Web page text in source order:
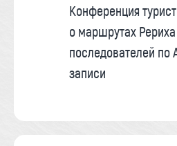
Конференция
о маршрутах
последователей по
записи